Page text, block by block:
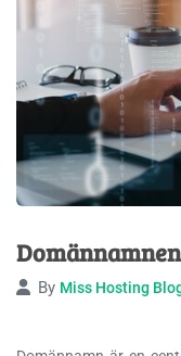
By Miss Hosting